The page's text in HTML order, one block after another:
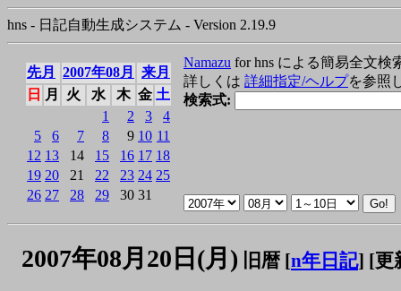
hns - 日記自動生成システム - Version 2.19.9
先月 2007年08月
来月
日
月 火 水 木 金 土
1
2 3
4
5
6 7 8 9 10 11
12 13 14 15 16 17 18
19 20 21 22 23 24 25
26 27 28 29 30 31
Namazu for hns による簡易全文検
詳しくは 詳細指定/ヘルプを参照
検索式:
2007年08月20日(月) 旧暦 [n年日記] [更